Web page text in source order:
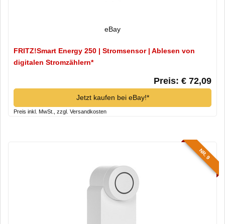
eBay
FRITZ!Smart Energy 250 | Stromsensor | Ablesen von
digitalen Stromzählern*
Preis: € 72,09
Jetzt kaufen bei eBay!*
Preis inkl. MwSt., zzgl. Versandkosten
NR. 9